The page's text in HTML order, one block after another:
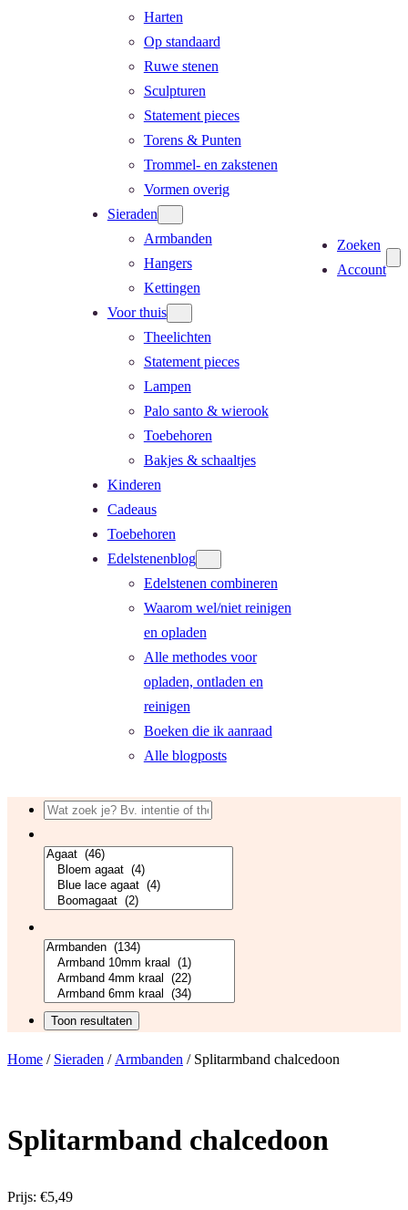
Harten
Op standaard
Ruwe stenen
Sculpturen
Statement pieces
Torens & Punten
Trommel- en zakstenen
Vormen overig
Sieraden
Armbanden
Hangers
Kettingen
Voor thuis
Theelichten
Statement pieces
Lampen
Palo santo & wierook
Toebehoren
Bakjes & schaaltjes
Kinderen
Cadeaus
Toebehoren
Edelstenenblog
Edelstenen combineren
Waarom wel/niet reinigen
en opladen
Alle methodes voor
opladen, ontladen en
reinigen
Boeken die ik aanraad
Alle blogposts
Zoeken
Account
Home / Sieraden / Armbanden / Splitarmband chalcedoon
Splitarmband chalcedoon
Prijs: €5,49